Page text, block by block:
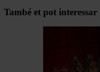
Navegar
També et pot interessar